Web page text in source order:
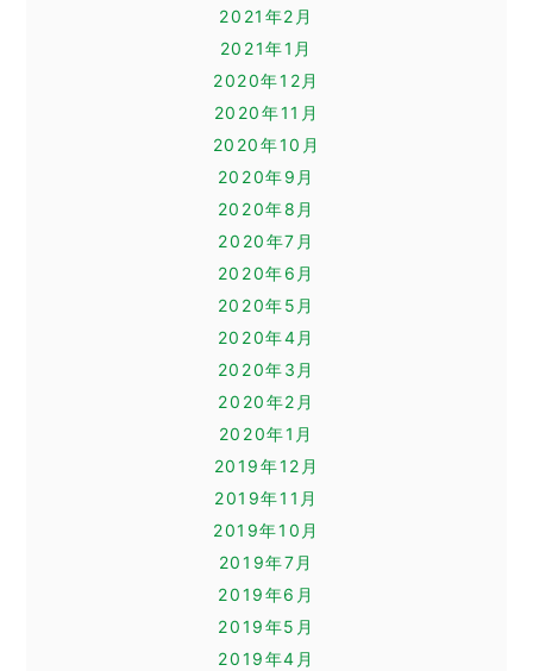
2021年2月
2021年1月
2020年12月
2020年11月
2020年10月
2020年9月
2020年8月
2020年7月
2020年6月
2020年5月
2020年4月
2020年3月
2020年2月
2020年1月
2019年12月
2019年11月
2019年10月
2019年7月
2019年6月
2019年5月
2019年4月